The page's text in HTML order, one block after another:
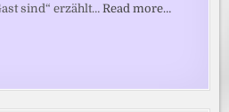
sind“ erzählt…Read more…